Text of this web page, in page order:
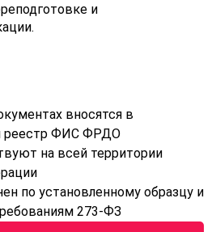
и
вносятся в
реестр ФИС ФРДО
на всей территории
по установленному образцу и
273-ФЗ